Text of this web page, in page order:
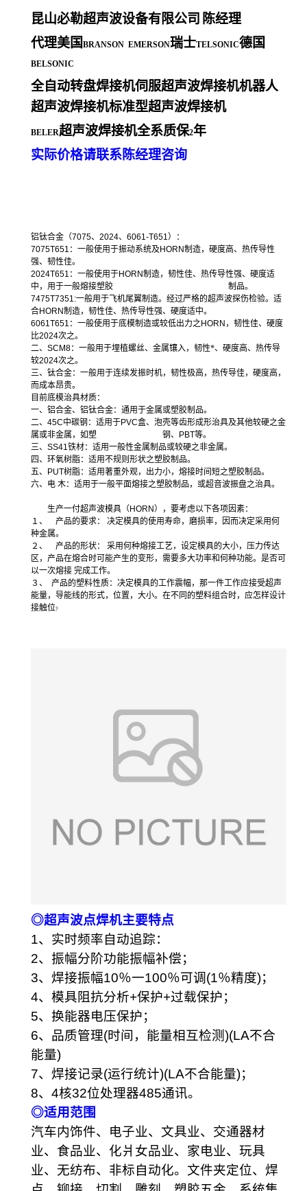
昆山必勒超声波设备有限公司 陈经理
代理美国 BRANSON EMERSON瑞士TELSONIC德国
BELSONIC
全自动转盘焊接机伺服超声波焊接机机器人
超声波焊接机标准型超声波焊接机
BELER超声波焊接机全系质保2年
实际价格请联系陈经理咨询
铝钛合金（7075、 2024、 6061-T651）：
7075T651 ：一般使用于振动系统及 HORN制造，硬度高、热传导性
强、韧性佳。
2024T651 ：一般使用于HORN制造，韧性佳、热传导性强、硬度适
中，用于一般熔接塑胶 制品。
7475T7351:一般用于飞机尾翼制造。经过严格的超声波探伤检验。适
合HORN制造，韧性佳、热传导性强、硬度适中。
6061T651 ：一般使用于底模制造或较低出力之HORN ，韧性佳、硬度
比2024次之。
二、 SCM8：一般用于埋植螺丝、金属镶入，韧性*、硬度高、热传导
较2024次之。
三、钛合金：一般用于连续发振时机，韧性极高，热传导佳，硬度高，
而成本昂贵。
目前底模治具材质：
一、铝合金、铝钛合金：通用于金属或塑胶制品。
二、 45C中碳钢：适用于PVC盒、泡壳等齿形成形治具及其他较硬之金
属或非金属，如塑 钢、
PBT等。
三、 SS41铁材：适用一般性金属制品或较硬之非金属。
四、环氧树脂：适用不规则形状之塑胶制品。
五、
PUT树脂：适用著重外观，出力小，熔接时间短之塑胶制品。
六、电 木：适用于一般平面熔接之塑胶制品，或超音波振盘之治具。
生产一付超声波模具（HORN），要考虑以下各项因素：
１、 产品的要求：
决定模具的使用寿命，磨损率，因而决定采用何
种金属。
２、 产品的形状：
采用何种熔接工艺，设定模具的大小，压力传达
区，产品在熔合时可能产生的变形，需要多大功率和何种功能。是否可
以一次熔接 完成工作。
３、
产品的塑料性质：决定模具的工作震幅，那一件工作应接受超声
能量，导能线的形式，位置，大小。在不同的塑料组合时，应怎样设计
接触位？
◎超声波点焊机主要特点
1、实时频率自动追踪：
2、振幅分阶功能振幅补偿；
3、焊接振幅10％一100％可调(1％精度)；
4、模具阻抗分析+保护+过载保护；
5、换能器电压保护；
6、品质管理(时间，能量相互检测)(LA不合
能量)
7、焊接记录(运行统计)(LA不合能量)；
8、4核32位处理器485通讯。
◎适用范围
汽车内饰件、电子业、文具业、交通器材
业、食品业、化爿女品业、家电业、玩具
业、无纺布、非标自动化。文件夹定位、焊